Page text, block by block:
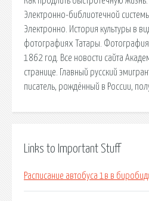
Электронно-библиотечной
Электронно. История культуры в
фотографиях Татары. Фотография
1862 год. Все новости сайта
странице. Главный русский
писатель, рождённый в России,
Links to Important Stuff
Расписание автобуса 1в в